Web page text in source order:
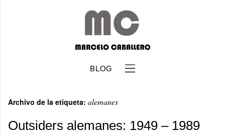
BLOG
Archivo de la etiqueta: alemanes
Outsiders alemanes: 1949 – 1989